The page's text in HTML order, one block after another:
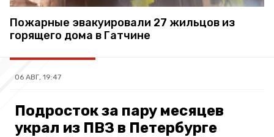
Пожарные эвакуировали 27 жильцов из
горящего дома в Гатчине
06 АВГ, 19:47
Подросток за пару месяцев
украл из ПВЗ в Петербурге